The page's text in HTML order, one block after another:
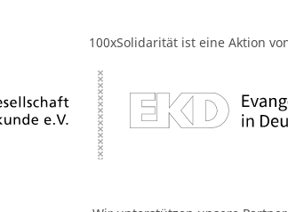
100xSolidarität ist eine Aktion